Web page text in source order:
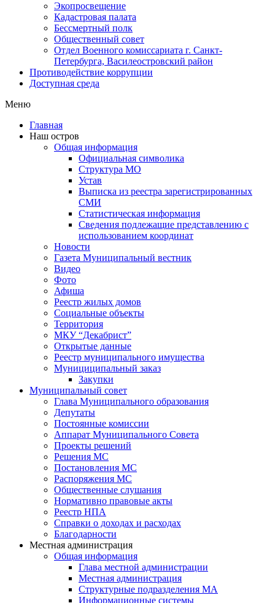
Экопросвещение
Кадастровая палата
Бессмертный полк
Общественный совет
Отдел Военного комиссариата г. Санкт-
Петербурга, Василеостровский район
Противодействие коррупции
Доступная среда
Меню
Главная
Наш остров
Общая информация
Официальная символика
Структура МО
Устав
Выписка из реестра зарегистрированных
СМИ
Статистическая информация
Сведения подлежащие представлению с
использованием координат
Новости
Газета Муниципальный вестник
Видео
Фото
Афиша
Реестр жилых домов
Социальные объекты
Территория
МКУ “Декабрист”
Открытые данные
Реестр муниципального имущества
Мунициципальный заказ
Закупки
Муниципальный совет
Глава Муниципального образования
Депутаты
Постоянные комиссии
Аппарат Муниципального Совета
Проекты решений
Решения МС
Постановления МС
Распоряжения МС
Общественные слушания
Нормативно правовые акты
Реестр НПА
Справки о доходах и расходах
Благодарности
Местная администрация
Общая информация
Глава местной администрации
Местная администрация
Структурные подразделения МА
Информационные системы